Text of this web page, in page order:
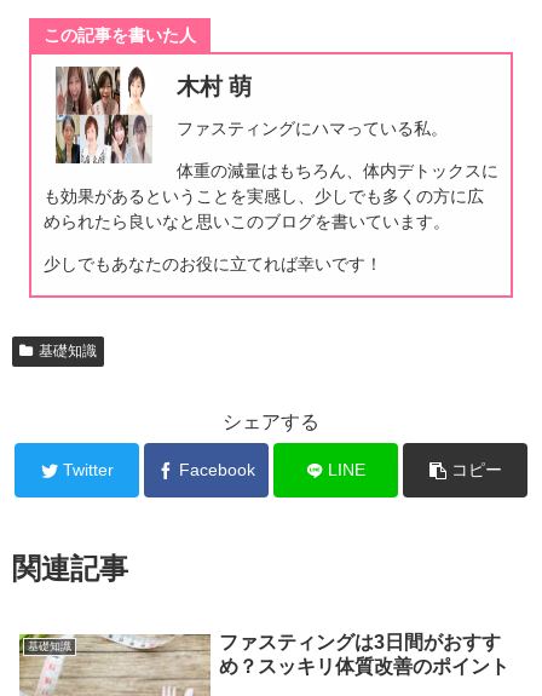
この記事を書いた人
木村 萌
ファスティングにハマっている私。
体重の減量はもちろん、体内デトックスに
も効果があるということを実感し、少しでも多くの方に広
められたら良いなと思いこのブログを書いています。
少しでもあなたのお役に立てれば幸いです！
基礎知識
シェアする
Twitter Facebook LINE コピー
関連記事
基礎知識
ファスティングは3日間がおすす
め？スッキリ体質改善のポイント